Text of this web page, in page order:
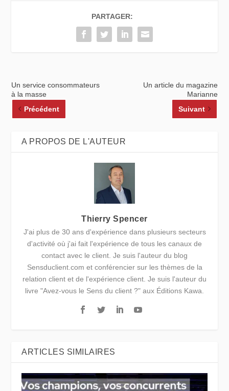
PARTAGER:
Un service consommateurs
à la masse
Précédent
Un article du magazine
Marianne
Suivant
A PROPOS DE L'AUTEUR
Thierry Spencer
J'ai plus de 30 ans d'expérience dans plusieurs secteurs
d'activité où j'ai fait l'expérience de tous les canaux de
contact avec le client. Je suis l'auteur du blog
Sensduclient.com et conférencier sur les thèmes de la
relation client et de l'expérience client. Je suis l'auteur du
livre "Avez-vous le Sens du client ?" aux Éditions Kawa.
ARTICLES SIMILAIRES